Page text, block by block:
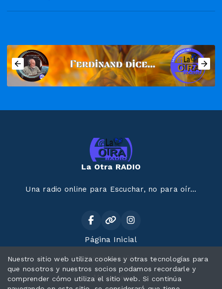
La Otra RADIO
Una radio online para Escuchar, no para oír...
Página Inicial
Programación
Mensajes
Nuestro sitio web utiliza cookies y otras tecnologías para
que nosotros y nuestros socios podamos recordarle y
comprender cómo utiliza el sitio web. Si continúa